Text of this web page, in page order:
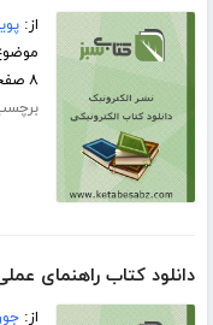
از:
۸ صفحه
دانلود کتاب راهنمای
از: